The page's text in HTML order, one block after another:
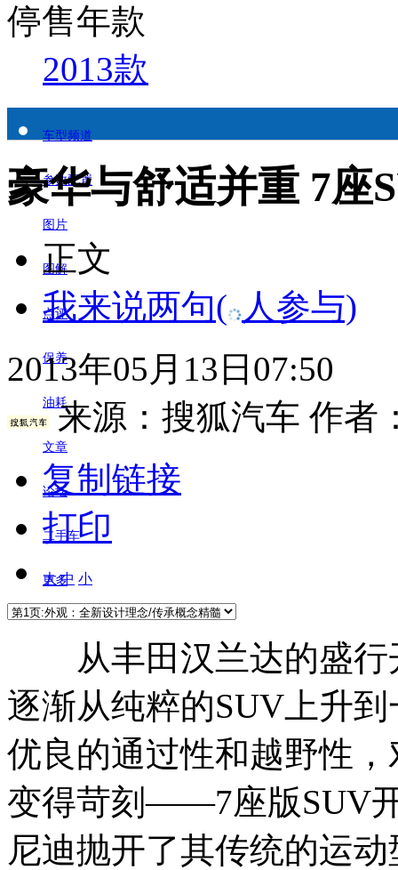
停售年款
2013款
车型频道
参数配置
图片
图解
点评
保养
油耗
文章
论坛
二手车
更多
豪华与舒适并重 7座
正文
我来说两句( 人参与)
2013年05月13日07:50
来源： 搜狐汽车 作者
复制链接
打印
大 中 小
从丰田汉兰达的盛行
逐渐从纯粹的SUV上升
优良的通过性和越野性
变得苛刻——7座版SUV
尼迪抛开了其传统的运